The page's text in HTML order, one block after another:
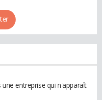
entreprise qui n'apparaît